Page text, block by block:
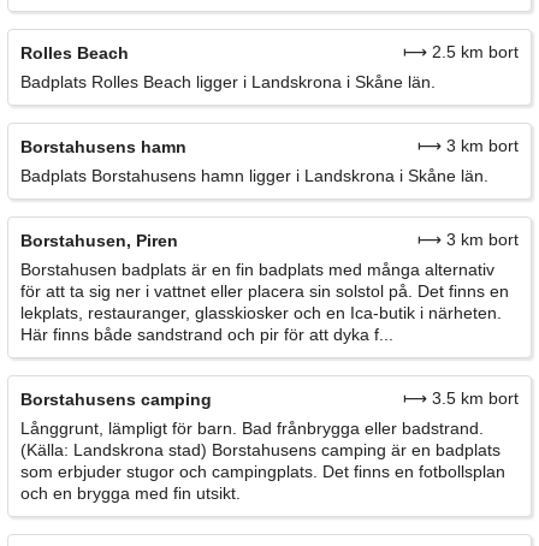
Rolles Beach
⟼ 2.5 km bort
Badplats Rolles Beach ligger i Landskrona i Skåne län.
Borstahusens hamn
⟼ 3 km bort
Badplats Borstahusens hamn ligger i Landskrona i Skåne län.
Borstahusen, Piren
⟼ 3 km bort
Borstahusen badplats är en fin badplats med många alternativ
för att ta sig ner i vattnet eller placera sin solstol på. Det finns en
lekplats, restauranger, glasskiosker och en Ica-butik i närheten.
Här finns både sandstrand och pir för att dyka f...
Borstahusens camping
⟼ 3.5 km bort
Långgrunt, lämpligt för barn. Bad frånbrygga eller badstrand.
(Källa: Landskrona stad) Borstahusens camping är en badplats
som erbjuder stugor och campingplats. Det finns en fotbollsplan
och en brygga med fin utsikt.